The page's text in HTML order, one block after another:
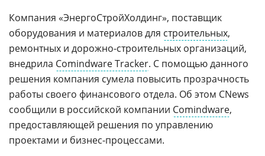
Компания «ЭнергоСтройХолдинг», поставщик
оборудования и материалов для строительных,
ремонтных и дорожно-строительных организаций,
внедрила Comindware Tracker. С помощью данного
решения компания сумела повысить прозрачность
работы своего финансового отдела. Об этом CNews
сообщили в российской компании Comindware,
предоставляющей решения по управлению
проектами и бизнес-процессами.